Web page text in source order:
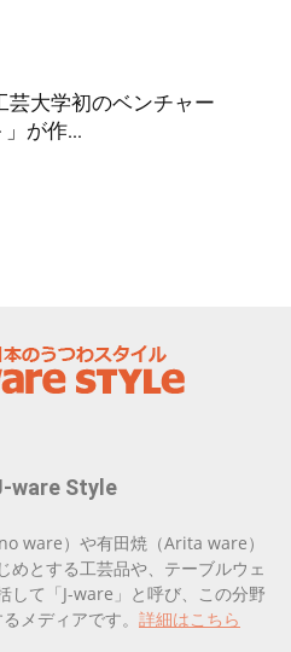
芸大学初のベンチャー
」が作...
ware Style
ware）や有田焼（Arita ware）
めとする工芸品や、テーブルウェ
して「J-ware」と呼び、この分野
メディアです。 詳細はこちら